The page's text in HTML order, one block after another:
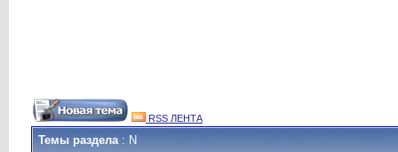
RSS ЛЕНТА
Темы раздела: N